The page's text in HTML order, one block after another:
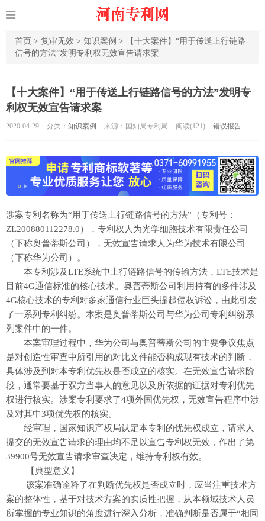
首页 > 复审无效 > 知识案例 >
【十大案件】“用于传送上行链路
信号的方法”发明专利权无效宣告请求案
【十大案件】“用于传送上行链路信号的方法”发明专
利权无效宣告请求案
2020-04-29 分类： 知识案例 来源：国知局专利局 阅读(121) 错误报告
涉案专利名称为“用于传送上行链路信号的方法”（专利号：
ZL200880112278.0），专利权人为光学细胞技术有限责任公司
（下称奥普蒂斯公司），无效宣告请求人为华为技术有限公司
（下称华为公司）。
本专利涉及LTE系统中上行链路信号的传输方法，LTE技术是
目前4G通信标准的核心技术。奥普蒂斯公司利用持有的多件涉及
4G核心技术的专利对多家通信行业巨头提起侵权诉讼，由此引发
了一系列专利纠纷。本案是奥普蒂斯公司与华为公司专利纠纷系
列案件中的一件。
本案审理过程中，华为公司与奥普蒂斯公司的主要争议焦点
是对创造性审查中所引用的对比文件能否构成现有技术的判断，
具体涉及到对本专利优先权是否成立的核实。在无效宣告请求阶
段，通常要基于双方当事人的意见以及所依据的证据对专利优先
权进行核实。涉案专利要求了4项外国优先权，无效宣告程序中涉
及对其中3项优先权的核实。
经审理，国家知识产权局认定本专利的优先权成立，请求人
提交的无效宣告请求的理由均不足以宣告专利权无效，作出了第
39900号无效宣告请求审查决定，维持专利权有效。
【典型意义】
该案准确诠释了在判断优先权是否成立时，应当注重技术方
案的整体性，基于对技术方案的实质性把握，从本领域技术人员
所掌握的专业知识的角度进行深入分析，准确判断是否属于“相同